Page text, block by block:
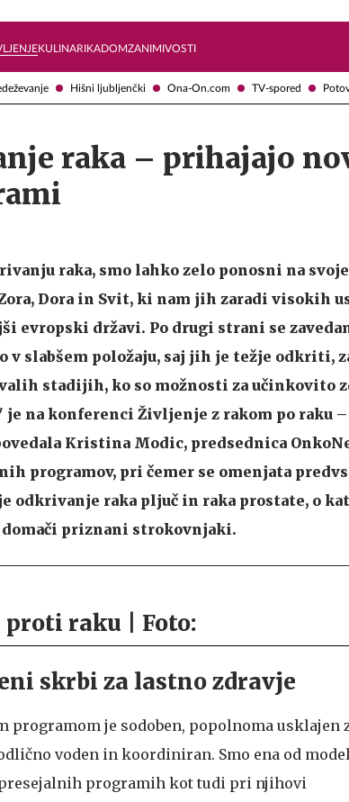
Hišni ljubljenčki Ona-On.com TV-spored
KULINARIKADOMZANIMIVOSTI
raka – prihajajo
raka, smo lahko zelo ponosni na
Dora in Svit, ki nam jih zaradi visokih
evropski državi. Po drugi strani se
v slabšem položaju, saj jih je težje odkriti,
stadijih, ko so možnosti za učinkovito
na konferenci Življenje z rakom po raku
Kristina Modic, predsednica
programov, pri čemer se omenjata
odkrivanje raka pljuč in raka prostate, o
priznani strokovnjaki.
skrbi za lastno zdravje
je sodoben, popolnoma usklajen
voden in koordiniran. Smo ena od
programih kot tudi pri njihovi